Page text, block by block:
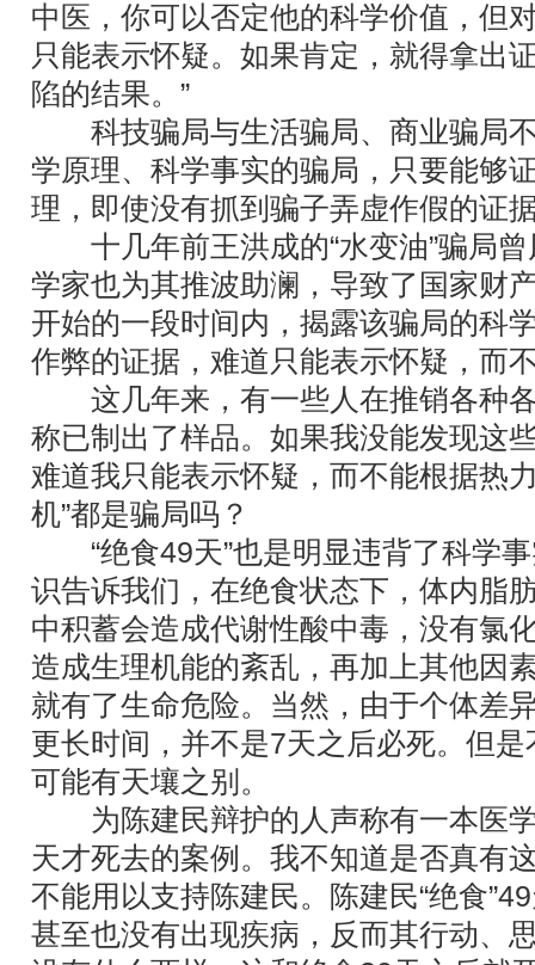
中医，你可以否定他的科学价值，但
只能表示怀疑。如果肯定，就得拿出
陷的结果。”
科技骗局与生活骗局、商业骗局不
学原理、科学事实的骗局，只要能够
理，即使没有抓到骗子弄虚作假的证
十几年前王洪成的“水变油”骗局曾
学家也为其推波助澜，导致了国家财
开始的一段时间内，揭露该骗局的科
作弊的证据，难道只能表示怀疑，而
这几年来，有一些人在推销各种各
称已制出了样品。如果我没能发现这
难道我只能表示怀疑，而不能根据热
机”都是骗局吗？
“绝食49天”也是明显违背了科学事
识告诉我们，在绝食状态下，体内脂
中积蓄会造成代谢性酸中毒，没有氯
造成生理机能的紊乱，再加上其他因
就有了生命危险。当然，由于个体差
更长时间，并不是7天之后必死。但
可能有天壤之别。
为陈建民辩护的人声称有一本医学
天才死去的案例。我不知道是否真有
不能用以支持陈建民。陈建民“绝食
甚至也没有出现疾病，反而其行动、